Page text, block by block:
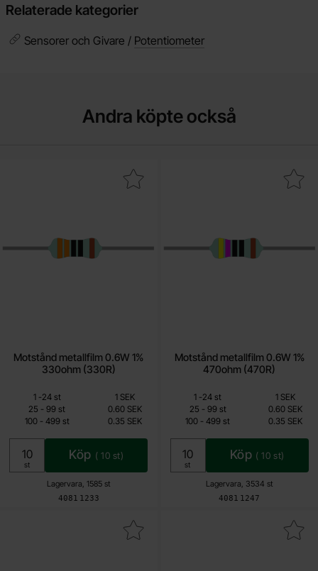
Relaterade kategorier
Sensorer och Givare / Potentiometer
Andra köpte också
Motstånd metallfilm 0.6W 1%
330ohm (330R)
Art. nr
4081 1233
Lagervara, 1585 st
0.15 SEK
Inklusive 25% moms
Enhet:
st
Köp ( 10 st)
motstånd metallfilm 0.6W 1% 330ohm (330R) som favorit
Mängdrabatt
Pris /st
1 -till
24 st
1 SEK
25 - till
99 st
0.60 SEK
100 -till499 st 0.35 SEK
Motstånd metallfilm 0.6W 1%
470ohm (470R)
Art. nr
4081 1247
Lagervara, 3534 st
0.15 SEK
Inklusive 25% moms
Enhet:
st
Köp ( 10 st)
Makera motstånd metallfilm 0.6W
Mängdrabatt
Pris /st
1 -till
24 st
1 SEK
25 -till99 st
0.60 SEK
100 - till
499 st 0.35 SEK
motstånd metallfilm 0.6W 1% 560ohm (560R) som favorit
Makera motstånd metallfilm 0.6W